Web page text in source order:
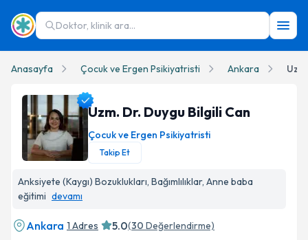
Doktor, klinik ara...
Anasayfa Çocuk ve Ergen Psikiyatristi Ankara
Uzm. Dr. Duygu Bilgili Can
Çocuk ve Ergen Psikiyatristi
Takip Et
Anksiyete (Kaygı) Bozuklukları, Bağımlılıklar, Anne baba
eğitimi devamı
Ankara 1 Adres 5.0(30 Değerlendirme)